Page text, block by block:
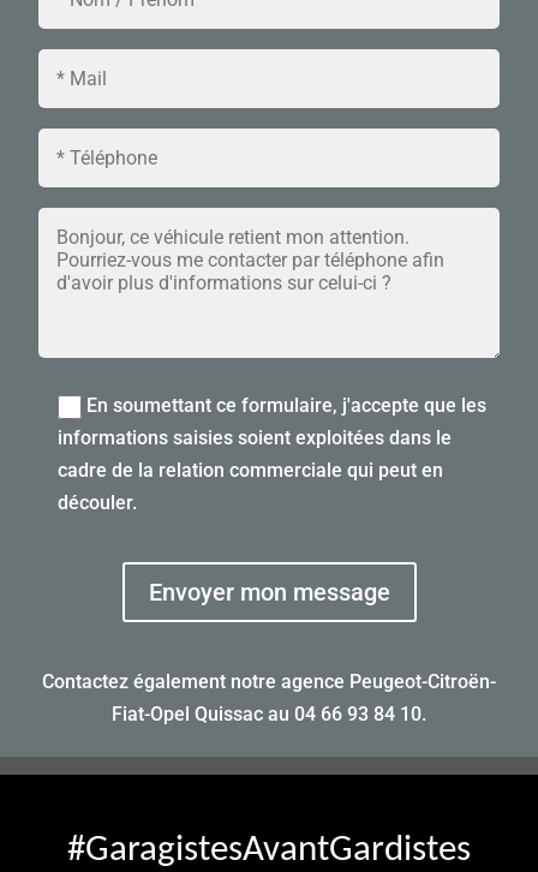
En soumettant ce formulaire, j'accepte que les
informations saisies soient exploitées dans le
cadre de la relation commerciale qui peut en
découler.
Envoyer mon message
Contactez également notre agence Peugeot-Citroën-
Fiat-Opel Quissac au 04 66 93 84 10.
#GaragistesAvantGardistes